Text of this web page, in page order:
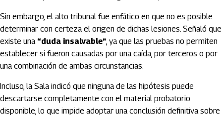
Sin embargo, el alto tribunal fue enfático en que no es posible
determinar con certeza el origen de dichas lesiones. Señaló que
existe una “duda insalvable”, ya que las pruebas no permiten
establecer si fueron causadas por una caída, por terceros o por
una combinación de ambas circunstancias.
Incluso, la Sala indicó que ninguna de las hipótesis puede
descartarse completamente con el material probatorio
disponible, lo que impide adoptar una conclusión definitiva sobre